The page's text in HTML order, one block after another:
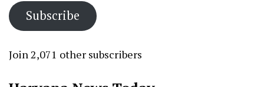
Subscribe
Join 2,071 other subscribers